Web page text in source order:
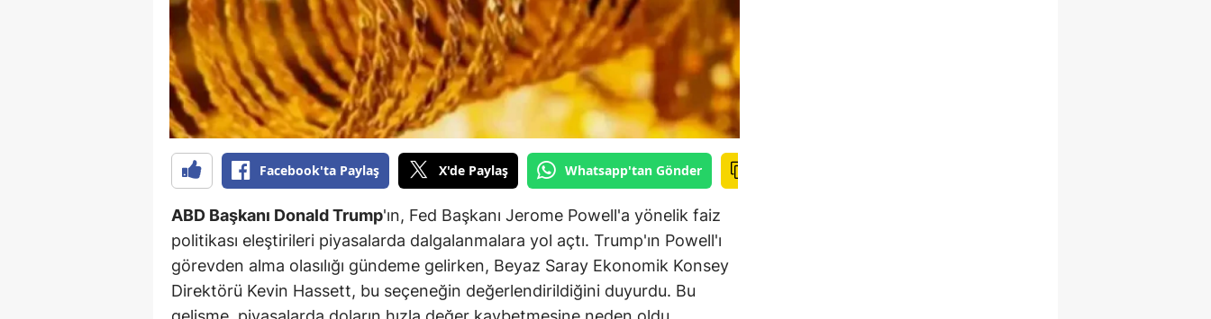
Bitlis
Bolu
Burdur
Bursa
Çanakkale
Çankırı
Çorum
Denizli
Diyarbakır
Facebook'ta Paylaş X'de Paylaş Whatsapp'tan Gönder
ABD Başkanı Donald Trump'ın, Fed Başkanı Jerome Powell'a yönelik faiz
politikası eleştirileri piyasalarda dalgalanmalara yol açtı. Trump'ın Powell'ı
görevden alma olasılığı gündeme gelirken, Beyaz Saray Ekonomik Konsey
Direktörü Kevin Hassett, bu seçeneğin değerlendirildiğini duyurdu. Bu